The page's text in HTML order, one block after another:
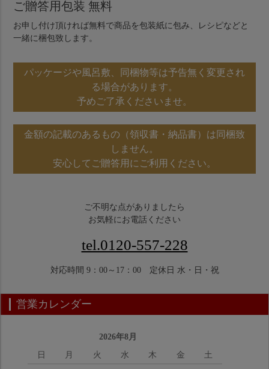
ご贈答用包装 無料
お申し付け頂ければ無料で商品を包装紙に包み、レシピなどと
一緒に梱包致します。
パッケージや風呂敷、同梱物等は予告無く変更され
る場合があります。
予めご了承くださいませ。
金額の記載のあるもの（領収書・納品書）は同梱致
しません。
安心してご贈答用にご利用ください。
ご不明な点がありましたら
お気軽にお電話ください
tel.0120-557-228
対応時間 9：00～17：00 定休日 水・日・祝
営業カレンダー
2026年8月
日 月 火 水 木 金 土